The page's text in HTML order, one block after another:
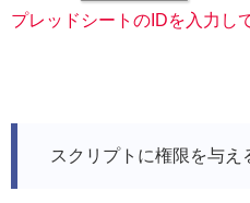
プレッドシートのIDを入力し
スクリプトに権限を与え